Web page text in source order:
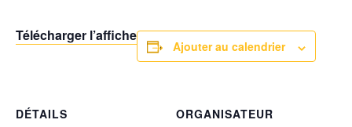
Télécharger l’affiche
Ajouter au calendrier
DÉTAILS
ORGANISATEUR